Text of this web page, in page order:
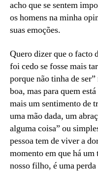
acho que se sentem
os homens na minha
suas emoções.
Quero dizer que o facto
foi cedo se fosse mais
porque não tinha de
boa, mas para quem
mais um sentimento de
uma mão dada, um
alguma coisa” ou
pessoa tem de viver a
momento em que há
nosso filho, é uma